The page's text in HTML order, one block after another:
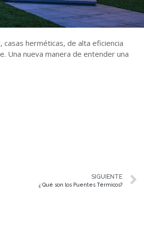
herméticas, de alta eficiencia
Una nueva manera de entender una
SIGUIENTE
¿ Qué son los Puentes Térmicos?